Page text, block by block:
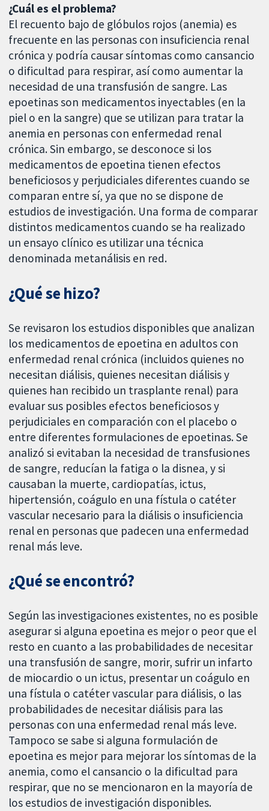
¿Cuál es el problema?
El recuento bajo de glóbulos rojos (anemia) es
frecuente en las personas con insuficiencia renal
crónica y podría causar síntomas como cansancio
o dificultad para respirar, así como aumentar la
necesidad de una transfusión de sangre. Las
epoetinas son medicamentos inyectables (en la
piel o en la sangre) que se utilizan para tratar la
anemia en personas con enfermedad renal
crónica. Sin embargo, se desconoce si los
medicamentos de epoetina tienen efectos
beneficiosos y perjudiciales diferentes cuando se
comparan entre sí, ya que no se dispone de
estudios de investigación. Una forma de comparar
distintos medicamentos cuando se ha realizado
un ensayo clínico es utilizar una técnica
denominada metanálisis en red.
¿Qué se hizo?
Se revisaron los estudios disponibles que analizan
los medicamentos de epoetina en adultos con
enfermedad renal crónica (incluidos quienes no
necesitan diálisis, quienes necesitan diálisis y
quienes han recibido un trasplante renal) para
evaluar sus posibles efectos beneficiosos y
perjudiciales en comparación con el placebo o
entre diferentes formulaciones de epoetinas. Se
analizó si evitaban la necesidad de transfusiones
de sangre, reducían la fatiga o la disnea, y si
causaban la muerte, cardiopatías, ictus,
hipertensión, coágulo en una fístula o catéter
vascular necesario para la diálisis o insuficiencia
renal en personas que padecen una enfermedad
renal más leve.
¿Qué se encontró?
Según las investigaciones existentes, no es posible
asegurar si alguna epoetina es mejor o peor que el
resto en cuanto a las probabilidades de necesitar
una transfusión de sangre, morir, sufrir un infarto
de miocardio o un ictus, presentar un coágulo en
una fístula o catéter vascular para diálisis, o las
probabilidades de necesitar diálisis para las
personas con una enfermedad renal más leve.
Tampoco se sabe si alguna formulación de
epoetina es mejor para mejorar los síntomas de la
anemia, como el cansancio o la dificultad para
respirar, que no se mencionaron en la mayoría de
los estudios de investigación disponibles.